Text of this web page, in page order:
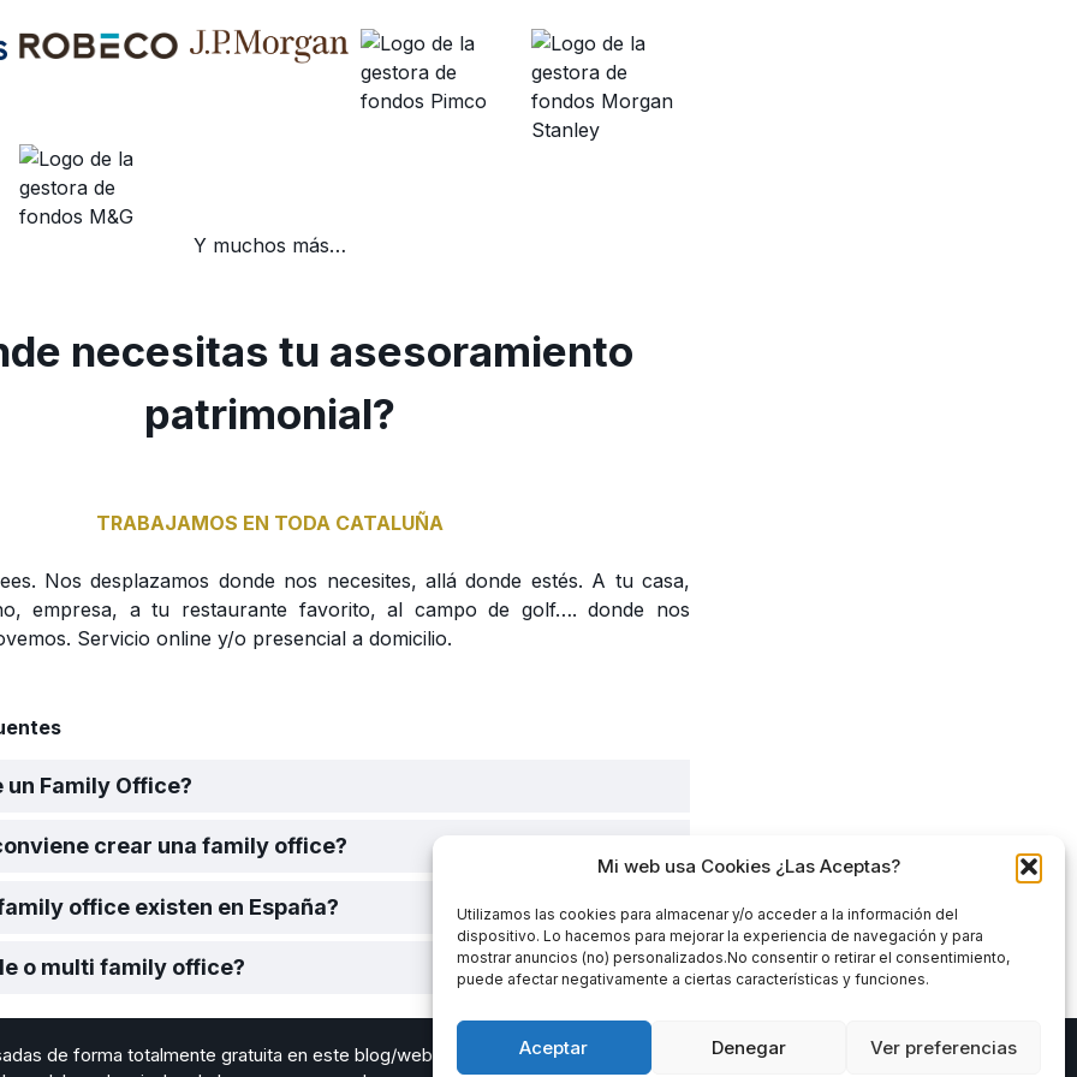
Mi web usa Cookies ¿Las Aceptas?
Utilizamos las cookies para almacenar y/o acceder a la información del
dispositivo. Lo hacemos para mejorar la experiencia de navegación y para
mostrar anuncios (no) personalizados.No consentir o retirar el consentimiento,
puede afectar negativamente a ciertas características y funciones.
Aceptar Denegar Ver preferencias
Y muchos más…
necesitas tu asesoramiento
patrimonial?
TRABAJAMOS EN TODA CATALUÑA
Nos desplazamos donde nos necesites, allá donde estés. A tu casa,
empresa, a tu restaurante favorito, al campo de golf…. donde nos
Servicio online y/o presencial a domicilio.
un Family Office?
crear una family office?
office existen en España?
o multi family office?
de forma totalmente gratuita en este blog/web son personales y no corresponden necesariamente ni a